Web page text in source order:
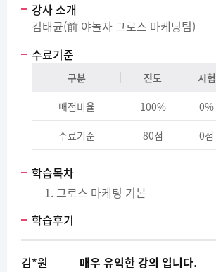
강사 소개
김태균(前 야놀자 그로스 마케팅팀)
수료기준
구분 진도 시험
배점비율 100% 0%
수료기준 80점 0점
학습목차
그로스 마케팅 기본
학습후기
김*원 매우 유익한 강의 입니다.